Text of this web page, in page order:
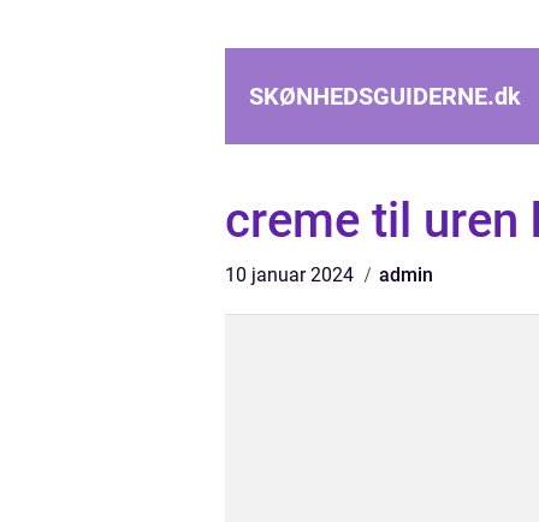
SKØNHEDSGUIDERNE.dk
creme til uren
10 januar 2024 admin